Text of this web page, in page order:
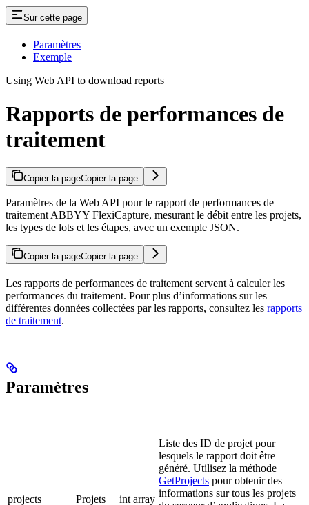
Sur cette page
Paramètres
Exemple
Using Web API to download reports
Rapports de performances de
traitement
Copier la pageCopier la page
Paramètres de la Web API pour le rapport de performances de
traitement ABBYY FlexiCapture, mesurant le débit entre les projets,
les types de lots et les étapes, avec un exemple JSON.
Copier la pageCopier la page
Les rapports de performances de traitement servent à calculer les
performances du traitement. Pour plus d’informations sur les
différentes données collectées par les rapports, consultez les rapports
de traitement.
Paramètres
projects Projets int array
Liste des ID de projet pour
lesquels le rapport doit être
généré. Utilisez la méthode
GetProjects pour obtenir des
informations sur tous les projets